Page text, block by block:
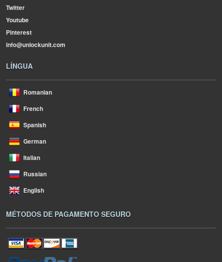
Twitter
Youtube
Pinterest
info@unlockunit.com
LÍNGUA
Romanian
French
Spanish
German
Italian
Russian
English
MÉTODOS DE PAGAMENTO SEGURO